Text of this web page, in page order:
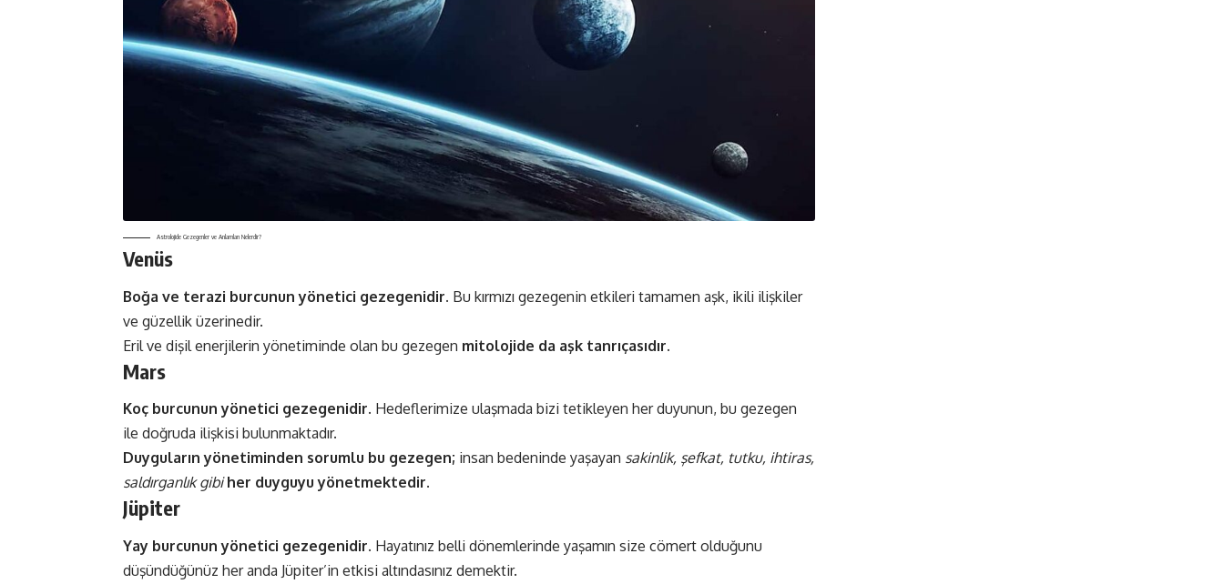
Astrolojide Gezegenler ve Anlamları Nelerdir?
Venüs
Boğa ve terazi burcunun yönetici gezegenidir. Bu kırmızı gezegenin etkileri tamamen aşk, ikili ilişkiler
ve güzellik üzerinedir.
Eril ve dişil enerjilerin yönetiminde olan bu gezegen mitolojide da aşk tanrıçasıdır.
Mars
Koç burcunun yönetici gezegenidir. Hedeflerimize ulaşmada bizi tetikleyen her duyunun, bu gezegen
ile doğruda ilişkisi bulunmaktadır.
Duyguların yönetiminden sorumlu bu gezegen; insan bedeninde yaşayan sakinlik, şefkat, tutku, ihtiras,
saldırganlık gibi her duyguyu yönetmektedir.
Jüpiter
Yay burcunun yönetici gezegenidir. Hayatınız belli dönemlerinde yaşamın size cömert olduğunu
düşündüğünüz her anda Jüpiter’in etkisi altındasınız demektir.